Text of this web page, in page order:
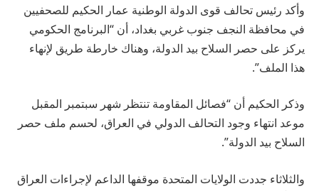
وأكد رئيس تحالف قوى الدولة الوطنية عمار الحكيم للصحفيين
في محافظة النجف جنوب غربي بغداد، أن “البرنامج الحكومي
يركز على حصر السلاح بيد الدولة، وهناك خارطة طريق لإنهاء
هذا الملف”.
وذكر الحكيم أن “فصائل المقاومة تنتظر شهر سبتمبر المقبل
موعد انتهاء وجود التحالف الدولي في العراق، لحسم ملف حصر
السلاح بيد الدولة”.
والثلاثاء جددت الولايات المتحدة موقفها الداعم لإجراءات العراق